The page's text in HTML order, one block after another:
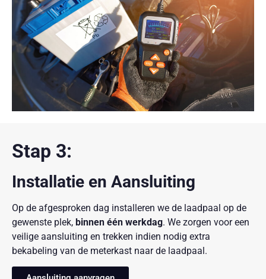
Stap 3:
Installatie en Aansluiting
Op de afgesproken dag installeren we de laadpaal op de
gewenste plek, binnen één werkdag. We zorgen voor een
veilige aansluiting en trekken indien nodig extra
bekabeling van de meterkast naar de laadpaal.